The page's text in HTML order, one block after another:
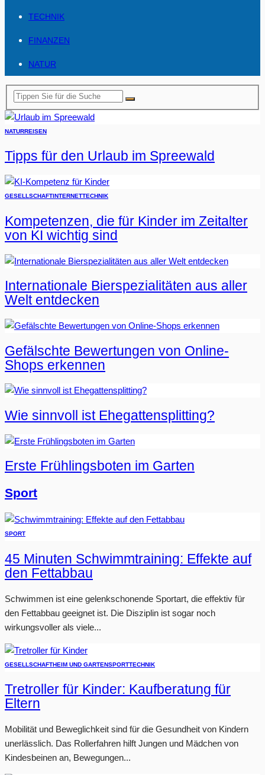
TECHNIK
FINANZEN
NATUR
NATURREISEN
Tipps für den Urlaub im Spreewald
GESELLSCHAFTINTERNETTECHNIK
Kompetenzen, die für Kinder im Zeitalter
von KI wichtig sind
Internationale Bierspezialitäten aus aller
Welt entdecken
Gefälschte Bewertungen von Online-
Shops erkennen
Wie sinnvoll ist Ehegattensplitting?
Erste Frühlingsboten im Garten
Sport
SPORT
45 Minuten Schwimmtraining: Effekte auf
den Fettabbau
Schwimmen ist eine gelenkschonende Sportart, die effektiv für
den Fettabbau geeignet ist. Die Disziplin ist sogar noch
wirkungsvoller als viele...
GESELLSCHAFTHEIM UND GARTENSPORTTECHNIK
Tretroller für Kinder: Kaufberatung für
Eltern
Mobilität und Beweglichkeit sind für die Gesundheit von Kindern
unerlässlich. Das Rollerfahren hilft Jungen und Mädchen von
Kindesbeinen an, Bewegungen...